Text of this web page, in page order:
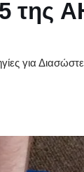
της
για